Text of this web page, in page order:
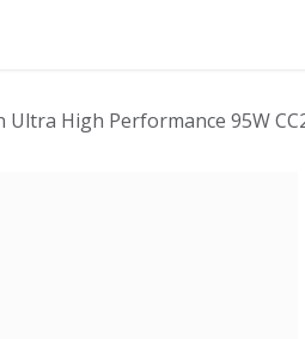
Ultra High Performance 95W